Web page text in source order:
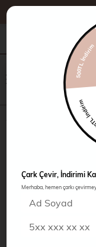
+90 216 485 60 90
Jean 50TL İndirim
500TL İndirim
Çark Çevir, İndirimi
Merhaba, hemen çarkı